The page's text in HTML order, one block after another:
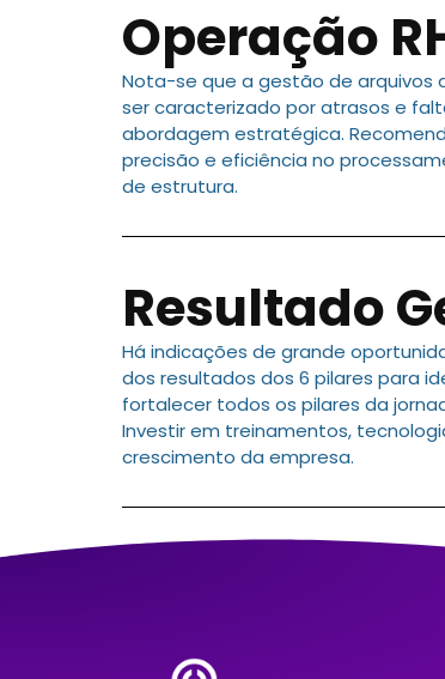
Operação
Nota-se que a gestão de arquivos
ser caracterizado por atrasos e
abordagem estratégica.
precisão e eficiência no
de estrutura.
Resultado
Há indicações de grande
dos resultados dos 6 pilares para
fortalecer todos os pilares da
Investir em treinamentos,
crescimento da empresa.